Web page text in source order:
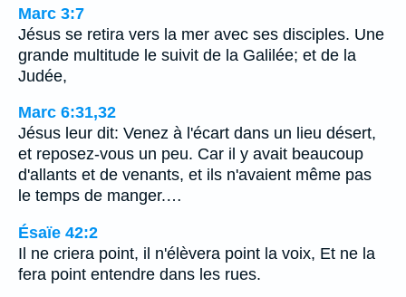
Marc 3:7
Jésus se retira vers la mer avec ses disciples. Une
grande multitude le suivit de la Galilée; et de la
Judée,
Marc 6:31,32
Jésus leur dit: Venez à l'écart dans un lieu désert,
et reposez-vous un peu. Car il y avait beaucoup
d'allants et de venants, et ils n'avaient même pas
le temps de manger.…
Ésaïe 42:2
Il ne criera point, il n'élèvera point la voix, Et ne la
fera point entendre dans les rues.